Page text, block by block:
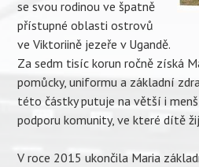
se svou rodinou ve špatně
přístupné oblasti ostrovů
ve Viktoriině jezeře v Ugandě.
Za sedm tisíc korun ročně získá
pomůcky, uniformu a základní
této částky putuje na větší i
podporu komunity, ve které dítě
V roce 2015 ukončila Maria